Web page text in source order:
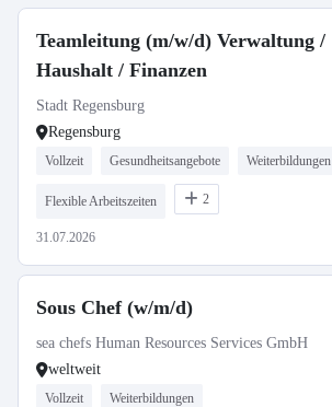
Teamleitung (m/w/d) Verwaltung /
Haushalt / Finanzen
Stadt Regensburg
Regensburg
Vollzeit Gesundheitsangebote Weiterbildungen
Flexible Arbeitszeiten 2
31.07.2026
Sous Chef (w/m/d)
sea chefs Human Resources Services GmbH
weltweit
Vollzeit Weiterbildungen